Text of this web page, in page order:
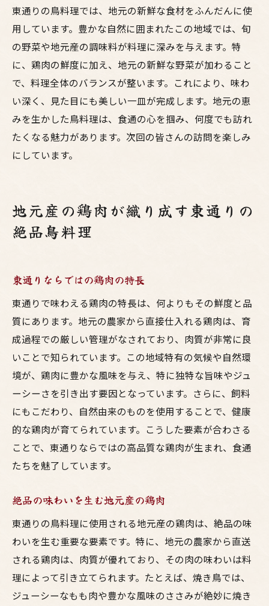
東通りの鳥料理では、地元の新鮮な食材をふんだんに使
用しています。豊かな自然に囲まれたこの地域では、旬
の野菜や地元産の調味料が料理に深みを与えます。特
に、鶏肉の鮮度に加え、地元の新鮮な野菜が加わること
で、料理全体のバランスが整います。これにより、味わ
い深く、見た目にも美しい一皿が完成します。地元の恵
みを生かした鳥料理は、食通の心を掴み、何度でも訪れ
たくなる魅力があります。次回の皆さんの訪問を楽しみ
にしています。
地元産の鶏肉が織り成す東通りの
絶品鳥料理
東通りならではの鶏肉の特長
東通りで味わえる鶏肉の特長は、何よりもその鮮度と品
質にあります。地元の農家から直接仕入れる鶏肉は、育
成過程での厳しい管理がなされており、肉質が非常に良
いことで知られています。この地域特有の気候や自然環
境が、鶏肉に豊かな風味を与え、特に独特な旨味やジュ
ーシーさを引き出す要因となっています。さらに、飼料
にもこだわり、自然由来のものを使用することで、健康
的な鶏肉が育てられています。こうした要素が合わさる
ことで、東通りならではの高品質な鶏肉が生まれ、食通
たちを魅了しています。
絶品の味わいを生む地元産の鶏肉
東通りの鳥料理に使用される地元産の鶏肉は、絶品の味
わいを生む重要な要素です。特に、地元の農家から直送
される鶏肉は、肉質が優れており、その肉の味わいは料
理によって引き立てられます。たとえば、焼き鳥では、
ジューシーなもも肉や豊かな風味のささみが絶妙に焼き